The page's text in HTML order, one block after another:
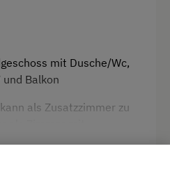
mit Dusche/Wc,
und Balkon
als Zusatzzimmer zu